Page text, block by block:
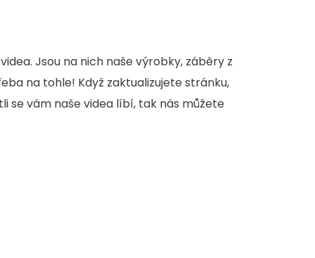
Jsou na nich naše výrobky, záběry z
na tohle! Když zaktualizujete stránku,
se vám naše videa líbí, tak nás můžete